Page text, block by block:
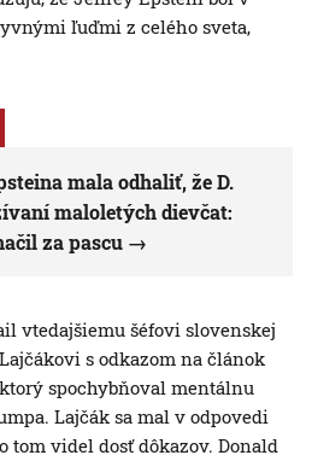
ľuďmi z celého sveta,
mala odhaliť, že D.
maloletých dievčat:
za pascu
vtedajšiemu šéfovi slovenskej
s odkazom na článok
spochybňoval mentálnu
Lajčák sa mal v odpovedi
tom videl dosť dôkazov. Donald